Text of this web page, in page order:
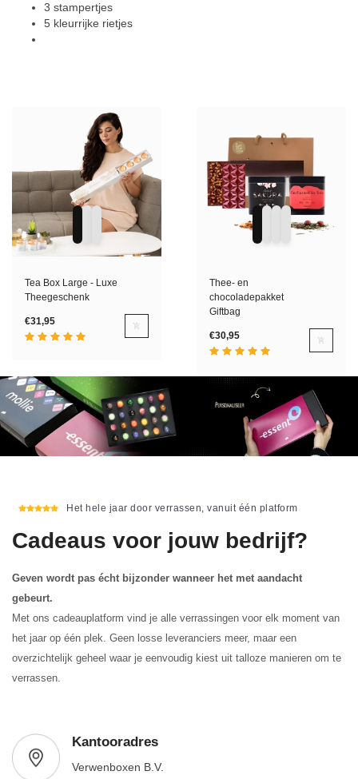
3 stampertjes
5 kleurrijke rietjes
Tea Box Large - Luxe
Theegeschenk
€31,95
Thee- en
chocoladepakket
Giftbag
€30,95
Het hele jaar door verrassen, vanuit één platform
Cadeaus voor jouw bedrijf?
Geven wordt pas écht bijzonder wanneer het met aandacht
gebeurt.
Met ons cadeauplatform vind je alle verrassingen voor elk moment van
het jaar op één plek. Geen losse leveranciers meer, maar een
overzichtelijk geheel waar je eenvoudig kiest uit talloze manieren om te
verrassen.
Kantooradres
Verwenboxen B.V.